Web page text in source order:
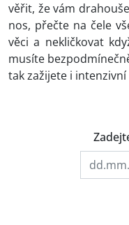
věřit, že vám
nos, přečte na čele
věci a nekličkovat
musíte
tak zažijete i